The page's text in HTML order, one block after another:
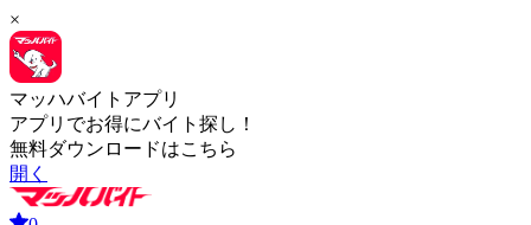
×
マッハバイトアプリ
アプリでお得にバイト探し！
無料ダウンロードはこちら
開く